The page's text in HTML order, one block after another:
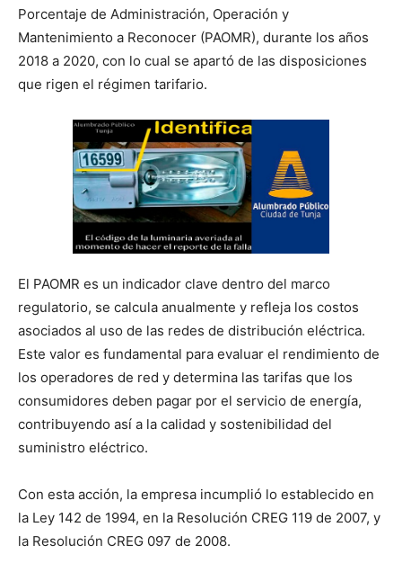
Porcentaje de Administración, Operación y
Mantenimiento a Reconocer (PAOMR), durante los años
2018 a 2020, con lo cual se apartó de las disposiciones
que rigen el régimen tarifario.
El PAOMR es un indicador clave dentro del marco
regulatorio, se calcula anualmente y refleja los costos
asociados al uso de las redes de distribución eléctrica.
Este valor es fundamental para evaluar el rendimiento de
los operadores de red y determina las tarifas que los
consumidores deben pagar por el servicio de energía,
contribuyendo así a la calidad y sostenibilidad del
suministro eléctrico.
Con esta acción, la empresa incumplió lo establecido en
la Ley 142 de 1994, en la Resolución CREG 119 de 2007, y
la Resolución CREG 097 de 2008.